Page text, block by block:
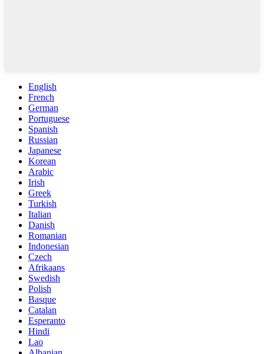
English
French
German
Portuguese
Spanish
Russian
Japanese
Korean
Arabic
Irish
Greek
Turkish
Italian
Danish
Romanian
Indonesian
Czech
Afrikaans
Swedish
Polish
Basque
Catalan
Esperanto
Hindi
Lao